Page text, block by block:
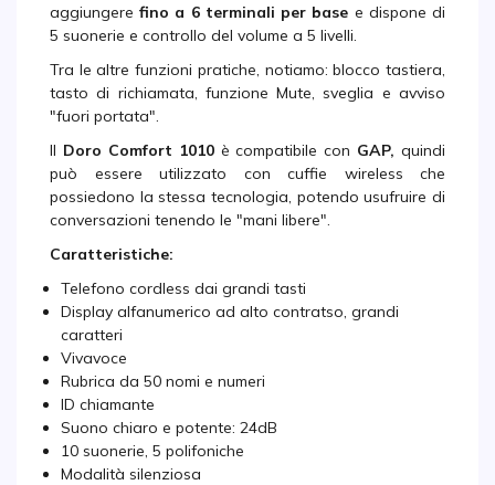
aggiungere fino a 6 terminali per base e dispone di
5 suonerie e controllo del volume a 5 livelli.
Tra le altre funzioni pratiche, notiamo: blocco tastiera,
tasto di richiamata, funzione Mute, sveglia e avviso
"fuori portata".
Il Doro Comfort 1010è compatibile con GAP, quindi
può essere utilizzato con cuffie wireless che
possiedono la stessa tecnologia, potendo usufruire di
conversazioni tenendo le "mani libere".
Caratteristiche:
Telefono cordless dai grandi tasti
Display alfanumerico ad alto contratso, grandi
caratteri
Vivavoce
Rubrica da 50 nomi e numeri
ID chiamante
Suono chiaro e potente: 24dB
10 suonerie, 5 polifoniche
Modalità silenziosa